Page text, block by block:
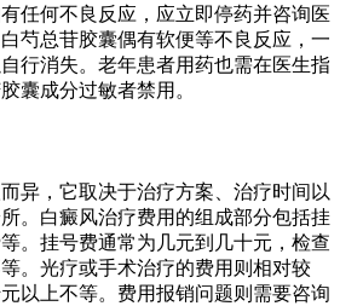
任何不良反应，应立即停药并咨询医
芍总苷胶囊偶有软便等不良反应，一
行消失。老年患者用药也需在医生指
囊成分过敏者禁用。
异，它取决于治疗方案、治疗时间以
。白癜风治疗费用的组成部分包括挂
。挂号费通常为几元到几十元，检查
。光疗或手术治疗的费用则相对较
以上不等。费用报销问题则需要咨询